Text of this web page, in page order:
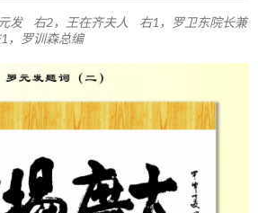
发 右2，王在齐夫人 右1，罗卫东院长兼
，罗训森总编